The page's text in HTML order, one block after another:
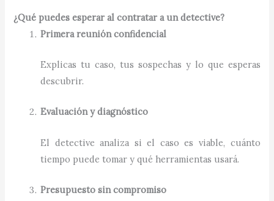
¿Qué puedes esperar al contratar a un detective?
Primera reunión confidencial
Explicas tu caso, tus sospechas y lo que esperas
descubrir.
Evaluación y diagnóstico
El detective analiza si el caso es viable, cuánto
tiempo puede tomar y qué herramientas usará.
Presupuesto sin compromiso